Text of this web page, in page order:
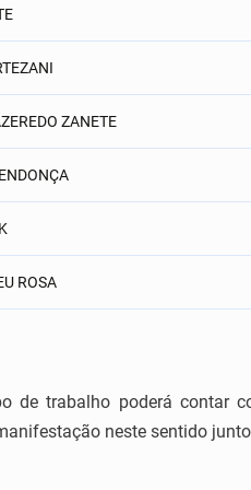
ZANETE
ROSA
de trabalho poderá contar
neste sentido